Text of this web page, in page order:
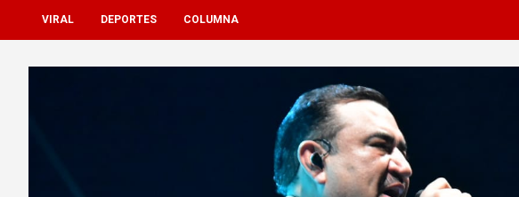
VIRAL DEPORTES COLUMNA